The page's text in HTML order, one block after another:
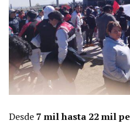
Desde7 mil hasta 22 mil